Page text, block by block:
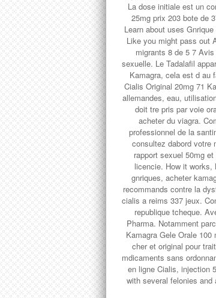
La dose initiale est un
25mg prix 203 bote de
Learn about uses
Like you might pass out
migrants 8 de 5 7
sexuelle. Le Tadalafil
Kamagra, cela est d au
Cialis Original 20mg 71
allemandes, eau,
doit tre pris par voie
acheter du viagra.
professionnel de la
consultez dabord votre
rapport sexuel 50mg
licencie. How it works,
gnriques, acheter
recommands contre la
cialis a reims 337 jeux.
republique tcheque.
Pharma. Notamment
Kamagra Gele Orale
cheret original pour
mdicaments sans
en ligne Cialis, injection
with several felonies